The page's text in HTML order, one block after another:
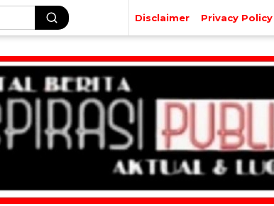
Disclaimer Privacy Policy